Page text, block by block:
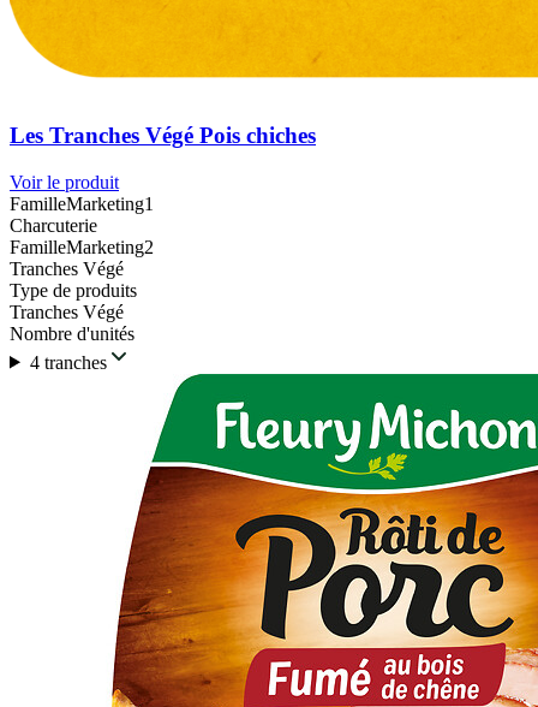
Les Tranches Végé Pois chiches
Voir le produit
FamilleMarketing1
Charcuterie
FamilleMarketing2
Tranches Végé
Type de produits
Tranches Végé
Nombre d'unités
4 tranches